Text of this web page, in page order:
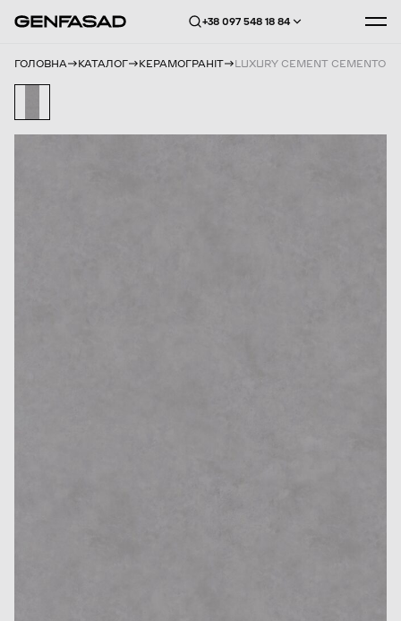
+38 097 548 18 84
ГОЛОВНА КАТАЛОГ КЕРАМОГРАНІТ LUXURY CEMENT CEMENTO